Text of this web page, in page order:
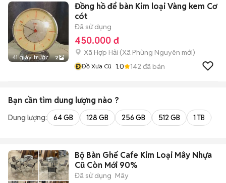
41 giây trước 2
Đồng hồ để bàn Kim loại Vàng kem Cơ
cót
Đã sử dụng
450.000 đ
Xã Hợp Hải (Xã Phùng Nguyên mới)
ĐĐồ Xưa Cũ 1.0 142 đã bán
Bạn cần tìm dung lượng nào ?
Dung lượng: 64 GB 128 GB 256 GB 512 GB 1 TB
Bộ Bàn Ghế Cafe Kim Loại Mây Nhựa
Cũ Còn Mới 90%
Đã sử dụng Mây